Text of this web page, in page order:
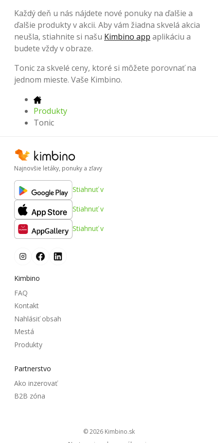
Každý deň u nás nájdete nové ponuky na ďalšie a
ďalšie produkty v akcii. Aby vám žiadna skvelá akcia
neušla, stiahnite si našu Kimbino app aplikáciu a
budete vždy v obraze.
Tonic za skvelé ceny, ktoré si môžete porovnať na
jednom mieste. Vaše Kimbino.
Produkty
Tonic
Najnovšie letáky, ponuky a zľavy
Stiahnuť v
Stiahnuť v
Stiahnuť v
Kimbino
FAQ
Kontakt
Nahlásiť obsah
Mestá
Produkty
Partnerstvo
Ako inzerovať
B2B zóna
© 2026
kimbino.sk